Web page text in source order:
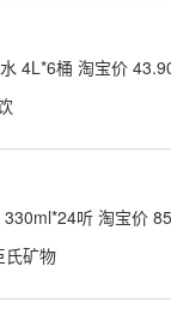
4L*6桶 淘宝价
听 淘宝价
氏矿物